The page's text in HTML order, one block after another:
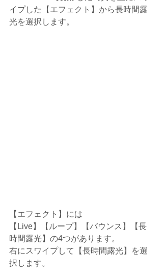
イプした【エフェクト】から長時間露
光を選択します。
【エフェクト】には
【Live】【ループ】【バウンス】【長
時間露光】の4つがあります。
右にスワイプして【長時間露光】を選
択します。